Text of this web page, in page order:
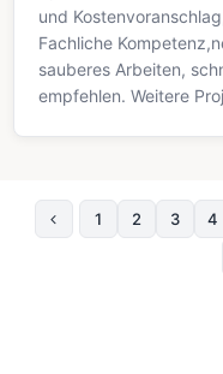
und
Fachliche
sauberes Arbeiten,
empfehlen. Weitere
Предыдущая страница
1 2 3 4